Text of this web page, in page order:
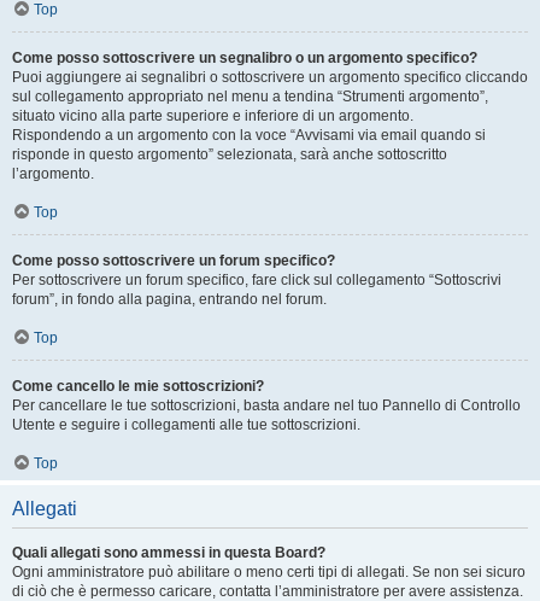
Top
Come posso sottoscrivere un segnalibro o un argomento specifico?
Puoi aggiungere ai segnalibri o sottoscrivere un argomento specifico cliccando
sul collegamento appropriato nel menu a tendina “Strumenti argomento”,
situato vicino alla parte superiore e inferiore di un argomento.
Rispondendo a un argomento con la voce “Avvisami via email quando si
risponde in questo argomento” selezionata, sarà anche sottoscritto
l’argomento.
Top
Come posso sottoscrivere un forum specifico?
Per sottoscrivere un forum specifico, fare click sul collegamento “Sottoscrivi
forum”, in fondo alla pagina, entrando nel forum.
Top
Come cancello le mie sottoscrizioni?
Per cancellare le tue sottoscrizioni, basta andare nel tuo Pannello di Controllo
Utente e seguire i collegamenti alle tue sottoscrizioni.
Top
Allegati
Quali allegati sono ammessi in questa Board?
Ogni amministratore può abilitare o meno certi tipi di allegati. Se non sei sicuro
di ciò che è permesso caricare, contatta l’amministratore per avere assistenza.